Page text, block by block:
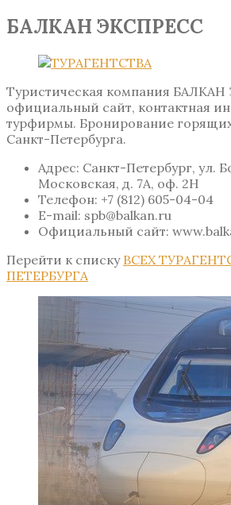
БАЛКАН ЭКСПРЕСС
Туристическая компания
официальный сайт, контактная
турфирмы. Бронирование
Санкт-Петербурга.
Адрес: Санкт-Петербург, ул.
Московская, д. 7А, оф. 2H
Телефон: +7 (812) 605-04-04
E-mail: spb@balkan.ru
Официальный сайт:
Перейти к списку ВСЕХ
ПЕТЕРБУРГА